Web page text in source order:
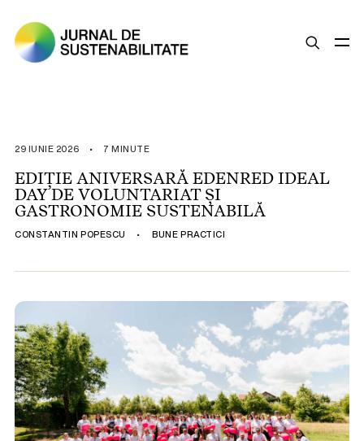
ȘTIRI
OPINII
ESG
COMPANII SUSTENABILE
29 IUNIE 2026 • 7 MINUTE
EDIȚIE ANIVERSARĂ EDENRED IDEAL
DAY DE VOLUNTARIAT ȘI
GASTRONOMIE SUSTENABILĂ
CONSTANTIN POPESCU • BUNE PRACTICI